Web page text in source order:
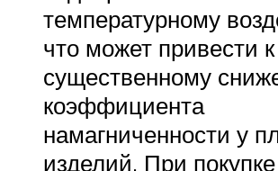
температурному
что может привести к
существенному
коэффициента
намагниченности у
изделий. При